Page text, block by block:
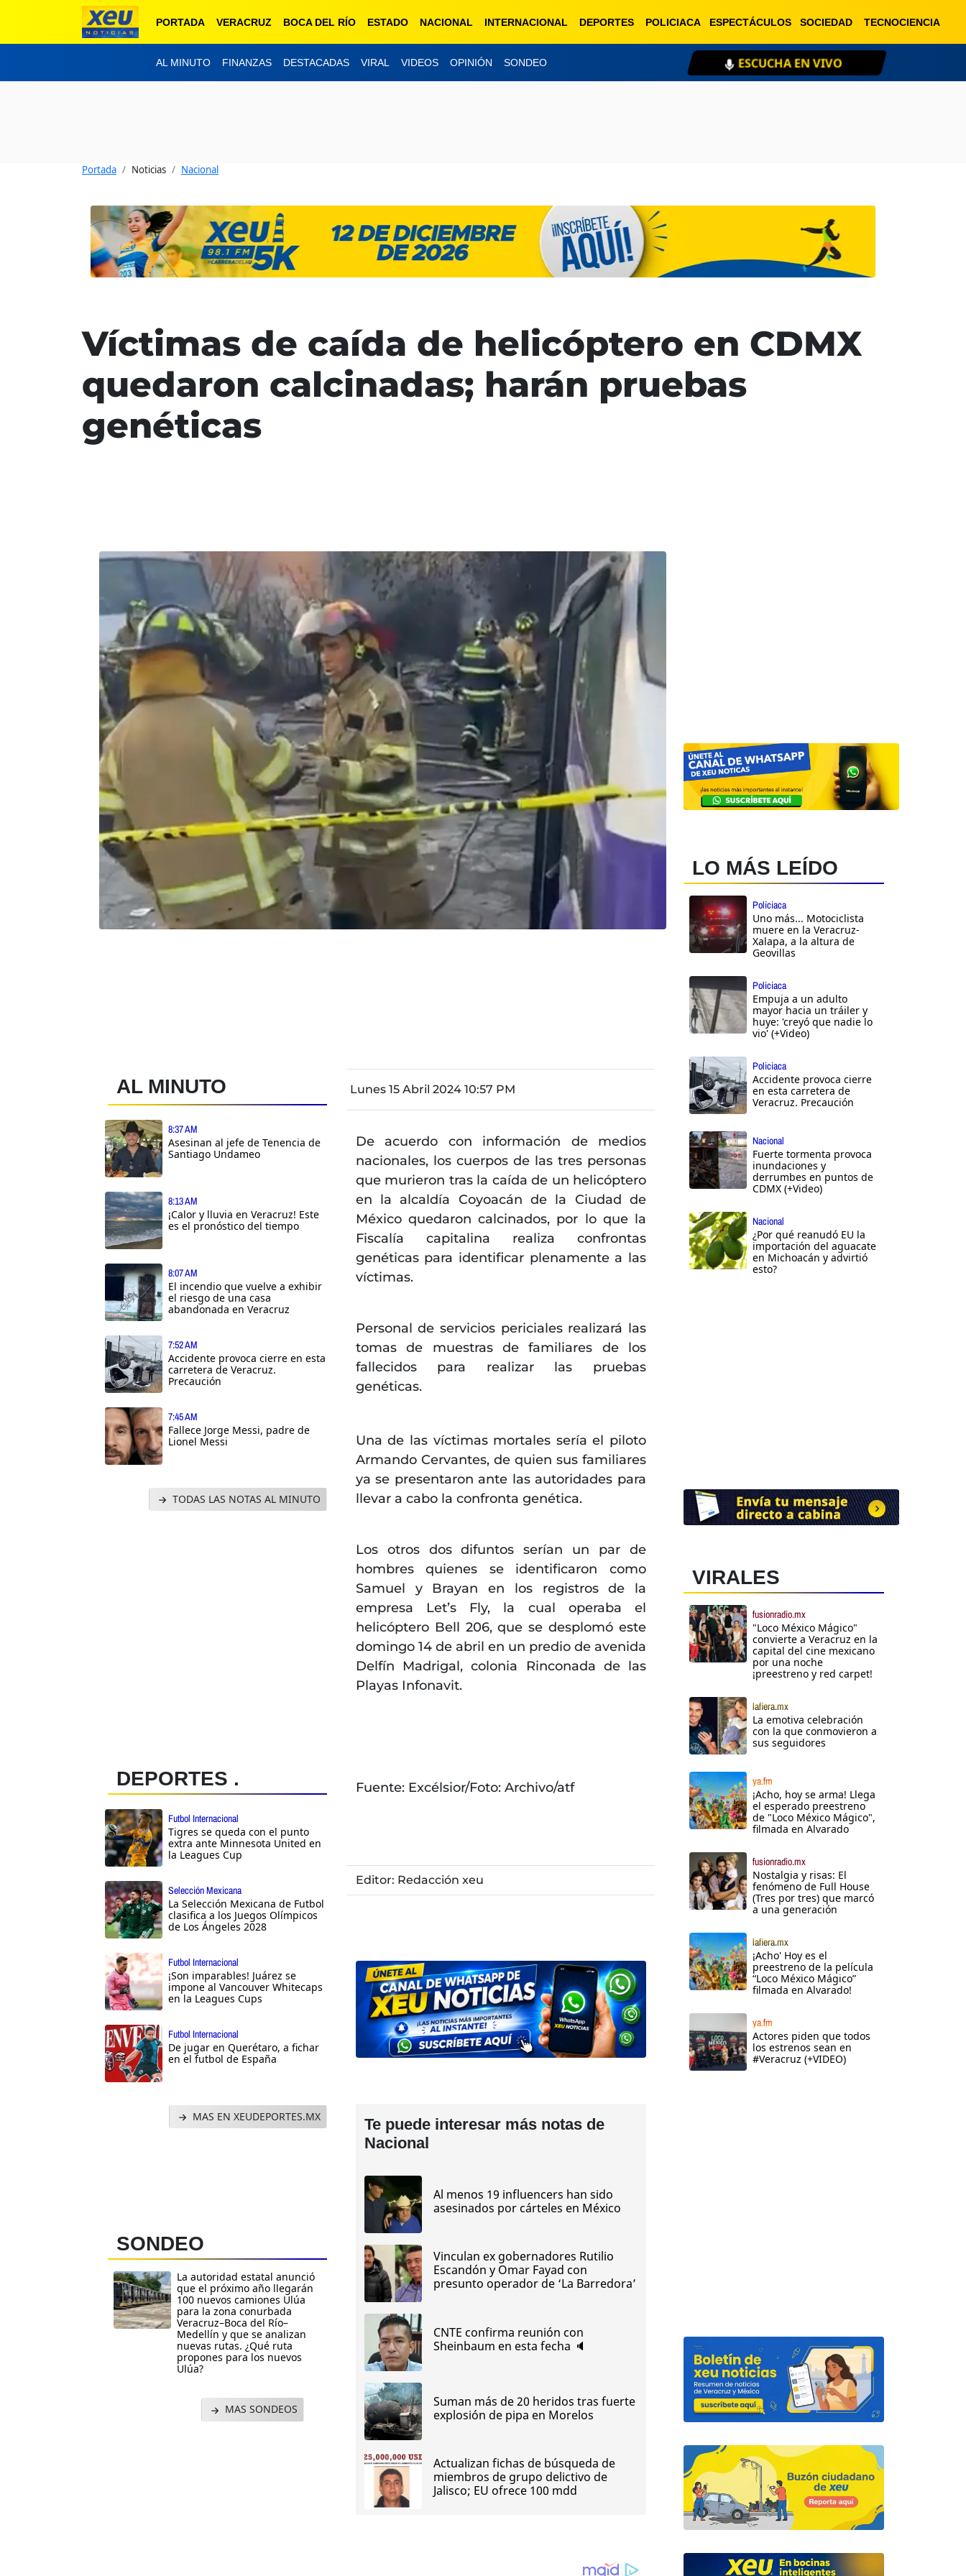
PORTADA VERACRUZ BOCA DEL RÍO ESTADO NACIONAL INTERNACIONAL DEPORTES POLICIACA ESPECTÁCULOS SOCIEDAD TECNOCIENCIA
AL MINUTO FINANZAS DESTACADAS VIRAL VIDEOS OPINIÓN SONDEO ESCUCHA EN VIVO
Portada Noticias Nacional
Víctimas de caída de helicóptero en CDMX
quedaron calcinadas; harán pruebas
genéticas
AL MINUTO
8:37 AM
Asesinan al jefe de Tenencia de
Santiago Undameo
8:13 AM
¡Calor y lluvia en Veracruz! Este
es el pronóstico del tiempo
8:07 AM
El incendio que vuelve a exhibir
el riesgo de una casa
abandonada en Veracruz
7:52 AM
Accidente provoca cierre en esta
carretera de Veracruz.
Precaución
7:45 AM
Fallece Jorge Messi, padre de
Lionel Messi
TODAS LAS NOTAS AL MINUTO
DEPORTES .
Futbol Internacional
Tigres se queda con el punto
extra ante Minnesota United en
la Leagues Cup
Selección Mexicana
La Selección Mexicana de Futbol
clasifica a los Juegos Olímpicos
de Los Ángeles 2028
Futbol Internacional
¡Son imparables! Juárez se
impone al Vancouver Whitecaps
en la Leagues Cups
Futbol Internacional
De jugar en Querétaro, a fichar
en el futbol de España
MAS EN XEUDEPORTES.MX
SONDEO
La autoridad estatal anunció
que el próximo año llegarán
100 nuevos camiones Ulúa
para la zona conurbada
Veracruz–Boca del Río–
Medellín y que se analizan
nuevas rutas. ¿Qué ruta
propones para los nuevos
Ulúa?
MAS SONDEOS
Lunes 15 Abril 2024 10:57 PM
De acuerdo con información de medios
nacionales, los cuerpos de las tres personas
que murieron tras la caída de un helicóptero
en la alcaldía Coyoacán de la Ciudad de
México quedaron calcinados, por lo que la
Fiscalía capitalina realiza confrontas
genéticas para identificar plenamente a las
víctimas.
Personal de servicios periciales realizará las
tomas de muestras de familiares de los
fallecidos para realizar las pruebas
genéticas.
Una de las víctimas mortales sería el piloto
Armando Cervantes, de quien sus familiares
ya se presentaron ante las autoridades para
llevar a cabo la confronta genética.
Los otros dos difuntos serían un par de
hombres quienes se identificaron como
Samuel y Brayan en los registros de la
empresa Let’s Fly, la cual operaba el
helicóptero Bell 206, que se desplomó este
domingo 14 de abril en un predio de avenida
Delfín Madrigal, colonia Rinconada de las
Playas Infonavit.
Fuente: Excélsior/Foto: Archivo/atf
Editor: Redacción xeu
Te puede interesar más notas de
Nacional
Al menos 19 influencers han sido
asesinados por cárteles en México
Vinculan ex gobernadores Rutilio
Escandón y Omar Fayad con
presunto operador de ‘La Barredora’
CNTE confirma reunión con
Sheinbaum en esta fecha 🔈
Suman más de 20 heridos tras fuerte
explosión de pipa en Morelos
Actualizan fichas de búsqueda de
miembros de grupo delictivo de
Jalisco; EU ofrece 100 mdd
LO MÁS LEÍDO
Policiaca
Uno más... Motociclista
muere en la Veracruz-
Xalapa, a la altura de
Geovillas
Policiaca
Empuja a un adulto
mayor hacia un tráiler y
huye: 'creyó que nadie lo
vio' (+Video)
Policiaca
Accidente provoca cierre
en esta carretera de
Veracruz. Precaución
Nacional
Fuerte tormenta provoca
inundaciones y
derrumbes en puntos de
CDMX (+Video)
Nacional
¿Por qué reanudó EU la
importación del aguacate
en Michoacán y advirtió
esto?
VIRALES
fusionradio.mx
"Loco México Mágico"
convierte a Veracruz en la
capital del cine mexicano
por una noche
¡preestreno y red carpet!
lafiera.mx
La emotiva celebración
con la que conmovieron a
sus seguidores
ya.fm
¡Acho, hoy se arma! Llega
el esperado preestreno
de "Loco México Mágico",
filmada en Alvarado
fusionradio.mx
Nostalgia y risas: El
fenómeno de Full House
(Tres por tres) que marcó
a una generación
lafiera.mx
¡Acho' Hoy es el
preestreno de la película
“Loco México Mágico”
filmada en Alvarado!
ya.fm
Actores piden que todos
los estrenos sean en
#Veracruz (+VIDEO)